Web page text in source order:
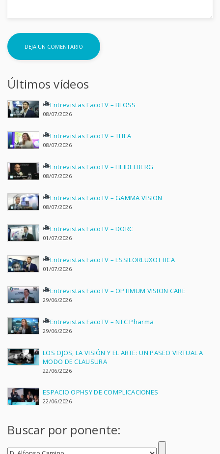
Últimos vídeos
Entrevistas FacoTV – BLOSS
08/07/2026
Entrevistas FacoTV – THEA
08/07/2026
Entrevistas FacoTV – HEIDELBERG
08/07/2026
Entrevistas FacoTV – GAMMA VISION
08/07/2026
Entrevistas FacoTV – DORC
01/07/2026
Entrevistas FacoTV – ESSILORLUXOTTICA
01/07/2026
Entrevistas FacoTV – OPTIMUM VISION CARE
29/06/2026
Entrevistas FacoTV – NTC Pharma
29/06/2026
LOS OJOS, LA VISIÓN Y EL ARTE: UN PASEO VIRTUAL A
MODO DE CLAUSURA
22/06/2026
ESPACIO OPHSY DE COMPLICACIONES
22/06/2026
Buscar por ponente: